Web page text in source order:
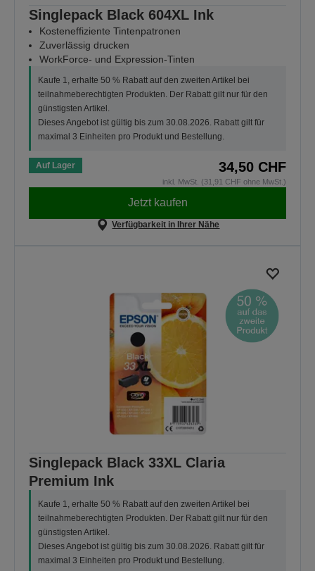
Singlepack Black 604XL Ink
Kosteneffiziente Tintenpatronen
Zuverlässig drucken
WorkForce- und Expression-Tinten
Kaufe 1, erhalte 50 % Rabatt auf den zweiten Artikel bei
teilnahmeberechtigten Produkten. Der Rabatt gilt nur für den
günstigsten Artikel.
Dieses Angebot ist gültig bis zum 30.08.2026. Rabatt gilt für
maximal 3 Einheiten pro Produkt und Bestellung.
Auf Lager 34,50 CHF
inkl. MwSt. (31,91 CHF ohne MwSt.)
Jetzt kaufen
Verfügbarkeit in Ihrer Nähe
Singlepack Black 33XL Claria
Premium Ink
Kaufe 1, erhalte 50 % Rabatt auf den zweiten Artikel bei
teilnahmeberechtigten Produkten. Der Rabatt gilt nur für den
günstigsten Artikel.
Dieses Angebot ist gültig bis zum 30.08.2026. Rabatt gilt für
maximal 3 Einheiten pro Produkt und Bestellung.